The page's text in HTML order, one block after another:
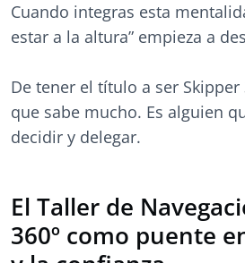
Cuando integras esta
estar a la altura” empieza a
De tener el título a ser Skipper
que sabe mucho. Es alguien
decidir y delegar.
El Taller de
360º como puente